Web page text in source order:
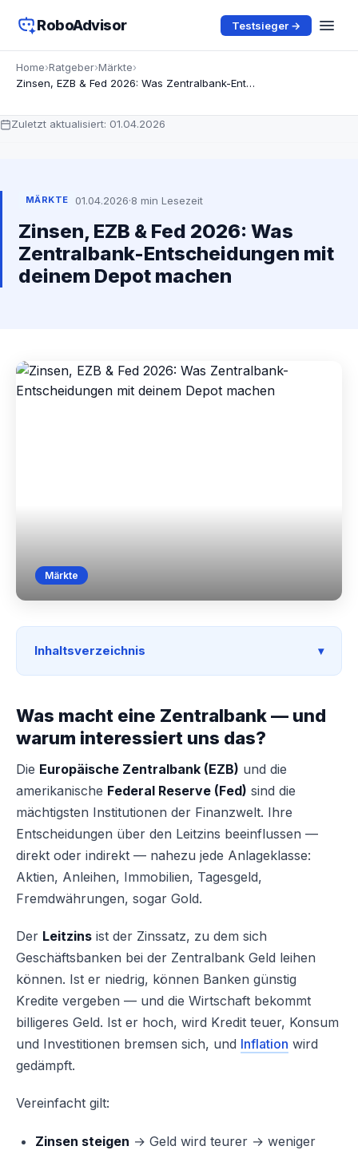
RoboAdvisor Testsieger →
Home›Ratgeber›Märkte›
Zinsen, EZB & Fed 2026: Was Zentralbank-Entscheidungen mit deinem Depot machen
Zuletzt aktualisiert: 01.04.2026
MÄRKTE 01.04.2026·8 min Lesezeit
Zinsen, EZB & Fed 2026: Was
Zentralbank-Entscheidungen mit
deinem Depot machen
Märkte
Inhaltsverzeichnis
Was macht eine Zentralbank — und
warum interessiert uns das?
Die Europäische Zentralbank (EZB) und die
amerikanische Federal Reserve (Fed) sind die
mächtigsten Institutionen der Finanzwelt. Ihre
Entscheidungen über den Leitzins beeinflussen —
direkt oder indirekt — nahezu jede Anlageklasse:
Aktien, Anleihen, Immobilien, Tagesgeld,
Fremdwährungen, sogar Gold.
Der Leitzins ist der Zinssatz, zu dem sich
Geschäftsbanken bei der Zentralbank Geld leihen
können. Ist er niedrig, können Banken günstig
Kredite vergeben — und die Wirtschaft bekommt
billigeres Geld. Ist er hoch, wird Kredit teuer, Konsum
und Investitionen bremsen sich, und Inflation wird
gedämpft.
Vereinfacht gilt:
Zinsen steigen → Geld wird teurer → weniger